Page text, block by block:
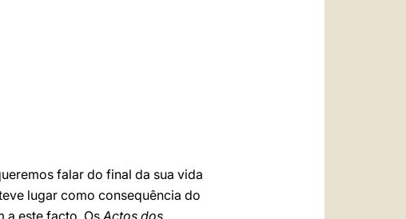
falar do final da sua vida
lugar como consequência do
a este facto. OsActos dos